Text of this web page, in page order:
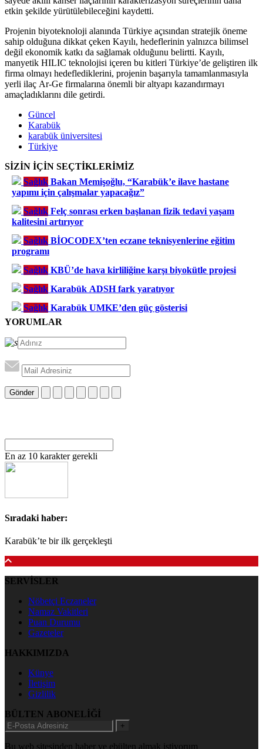
etkin şekilde yürütülebileceğini kaydetti.
Projenin biyoteknoloji alanında Türkiye açısından stratejik öneme
sahip olduğuna dikkat çeken Kayılı, hedeflerinin yalnızca bilimsel
değil ekonomik katkı da sağlamak olduğunu belirtti. Kayılı,
manyetik HILIC teknolojisi içeren bu kitleri Türkiye’de geliştiren ilk
firma olmayı hedeflediklerini, projenin başarıyla tamamlanmasıyla
yerli ilaç Ar-Ge firmalarına önemli bir altyapı kazandırmayı
amaçladıklarını dile getirdi.
Güncel
Karabük
karabük üniversitesi
Türkiye
SİZİN İÇİN SEÇTİKLERİMİZ
Sağlık Bakan Memişoğlu, “Karabük’e ilave hastane
yapımı için çalışmalar yapacağız”
Sağlık Felç sonrası erken başlanan fizik tedavi yaşam
kalitesini artırıyor
Sağlık BİOCODEX’ten eczane teknisyenlerine eğitim
programı
Sağlık KBÜ’de hava kirliliğine karşı biyokütle projesi
Sağlık Karabük ADSH fark yaratıyor
Sağlık Karabük UMKE’den güç gösterisi
YORUMLAR
Gönder
En az 10 karakter gerekli
Sıradaki haber:
Karabük’te bir ilk gerçekleşti
SERVİSLER
Nöbetçi Eczaneler
Namaz Vakitleri
Puan Durumu
Gazeteler
HAKKIMIZDA
Künye
İletişim
Gizlilik
BÜLTEN ABONELİĞİ
+
Bu web sitesinden haber ve ebülten almak istiyorum